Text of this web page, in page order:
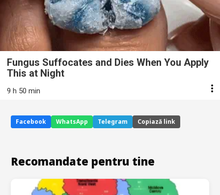
Fungus Suffocates and Dies When You Apply
This at Night
9 h 50 min
Facebook WhatsApp Telegram Copiază link
Recomandate pentru tine